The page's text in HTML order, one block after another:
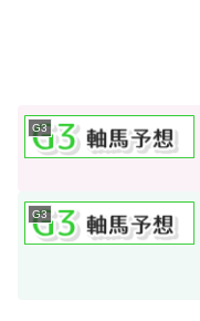
G3
G3